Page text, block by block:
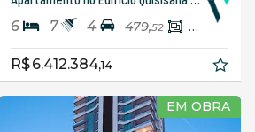
6 7 4 479,52 250,
R$ 6.412.384,14
EM OBRA